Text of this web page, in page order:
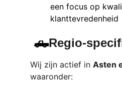
een focus op
klanttevredenheid
🛻Regio-
Wij zijn actief in Asten
waaronder: